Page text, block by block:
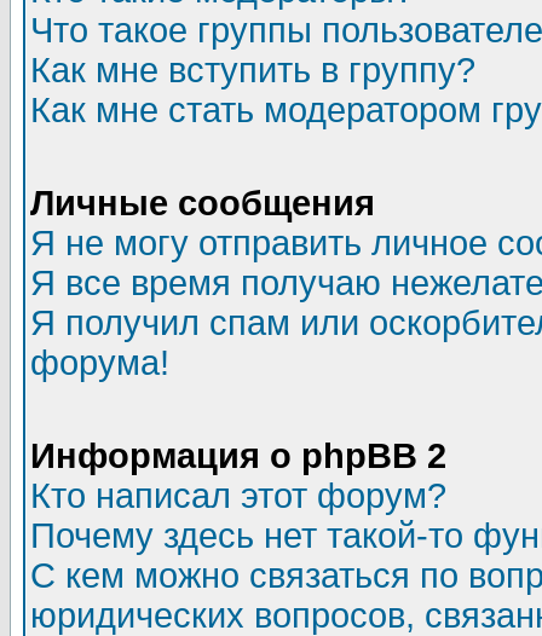
Что такое группы
Как мне вступить в группу?
Как мне стать модератором
Личные сообщения
Я не могу отправить личное
Я все время получаю
Я получил спам или
форума!
Информация о phpBB 2
Кто написал этот форум?
Почему здесь нет такой-то
С кем можно связаться по
юридических вопросов,